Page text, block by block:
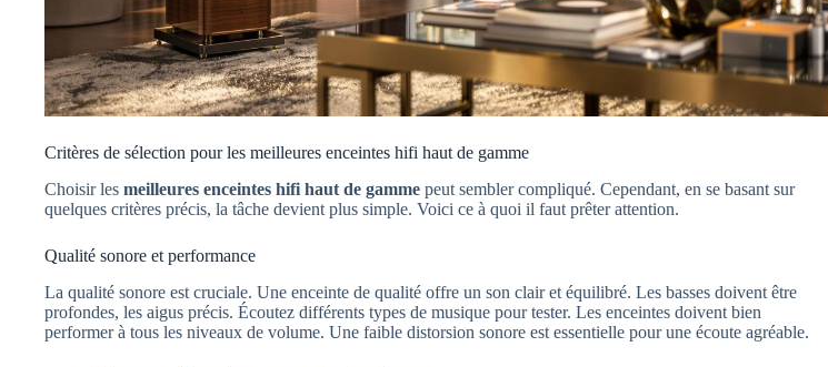
Critères de sélection pour les meilleures enceintes hifi haut de gamme
Choisir les meilleures enceintes hifi haut de gamme peut sembler compliqué. Cependant, en se basant sur
quelques critères précis, la tâche devient plus simple. Voici ce à quoi il faut prêter attention.
Qualité sonore et performance
La qualité sonore est cruciale. Une enceinte de qualité offre un son clair et équilibré. Les basses doivent être
profondes, les aigus précis. Écoutez différents types de musique pour tester. Les enceintes doivent bien
performer à tous les niveaux de volume. Une faible distorsion sonore est essentielle pour une écoute agréable.